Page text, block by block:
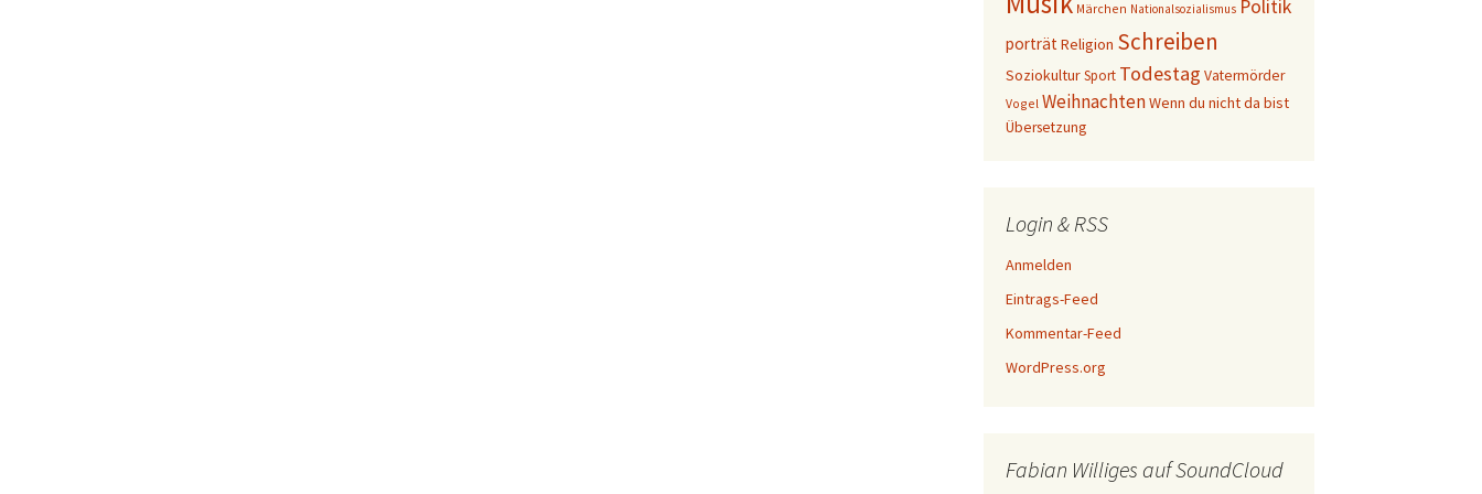
Märchen Nationalsozialismus Politik
porträtReligion Schreiben
SoziokulturSport Todestag Vatermörder
Vogel WeihnachtenWenn du nicht da bist
Übersetzung
Login & RSS
Anmelden
Eintrags-Feed
Kommentar-Feed
WordPress.org
Fabian Williges auf SoundCloud